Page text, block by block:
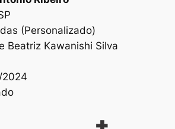
(Personalizado)
Beatriz Kawanishi Silva
2024